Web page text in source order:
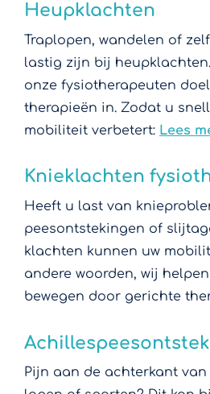
Heupklachten
Traplopen, wandelen of
lastig zijn bij
onze fysiotherapeuten
therapieën in. Zodat u
mobiliteit verbetert: Lees
Knieklachten
Heeft u last van
peesontstekingen of
klachten kunnen uw
andere woorden, wij
bewegen door gerichte
Pijn aan de achterkant